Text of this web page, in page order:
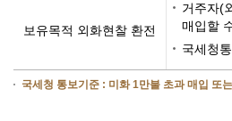
보유목적 외화현찰 환전
거주자(
매입할
국세청
국세청 통보기준 : 미화 1만불 초과 매입 또